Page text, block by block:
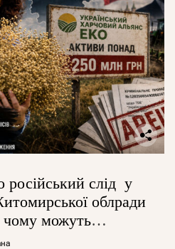
слід у
облради
можуть